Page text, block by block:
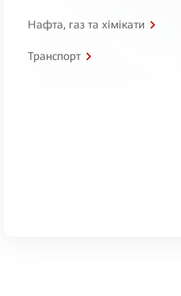
Нафта, газ та хімікати
Транспорт